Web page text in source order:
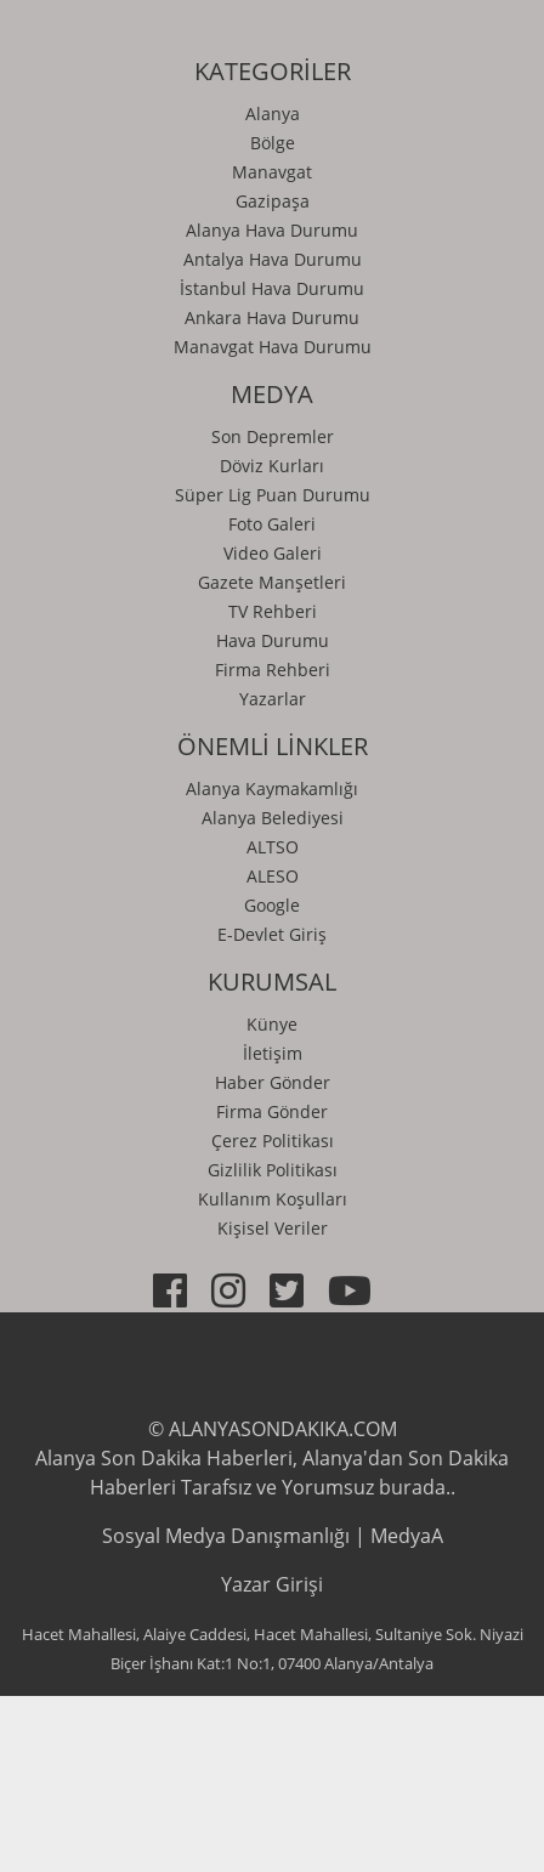
KATEGORİLER
Alanya
Bölge
Manavgat
Gazipaşa
Alanya Hava Durumu
Antalya Hava Durumu
İstanbul Hava Durumu
Ankara Hava Durumu
Manavgat Hava Durumu
MEDYA
Son Depremler
Döviz Kurları
Süper Lig Puan Durumu
Foto Galeri
Video Galeri
Gazete Manşetleri
TV Rehberi
Hava Durumu
Firma Rehberi
Yazarlar
ÖNEMLİ LİNKLER
Alanya Kaymakamlığı
Alanya Belediyesi
ALTSO
ALESO
Google
E-Devlet Giriş
KURUMSAL
Künye
İletişim
Haber Gönder
Firma Gönder
Çerez Politikası
Gizlilik Politikası
Kullanım Koşulları
Kişisel Veriler
© ALANYASONDAKIKA.COM
Alanya Son Dakika Haberleri, Alanya'dan Son Dakika
Haberleri Tarafsız ve Yorumsuz burada..
Sosyal Medya Danışmanlığı | MedyaA
Yazar Girişi
Hacet Mahallesi, Alaiye Caddesi, Hacet Mahallesi, Sultaniye Sok. Niyazi
Biçer İşhanı Kat:1 No:1, 07400 Alanya/Antalya